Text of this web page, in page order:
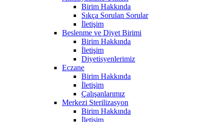
Birim Hakkında
Sıkça Sorulan Sorular
İletişim
Beslenme ve Diyet Birimi
Birim Hakkında
İletişim
Diyetisyenlerimiz
Eczane
Birim Hakkında
İletişim
Çalışanlarımız
Merkezi Sterilizasyon
Birim Hakkında
İletişim